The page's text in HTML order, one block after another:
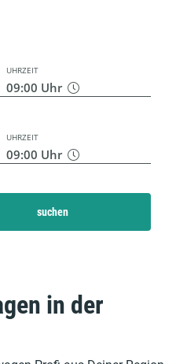
UHRZEIT
09:00 Uhr
UHRZEIT
09:00 Uhr
suchen
in der